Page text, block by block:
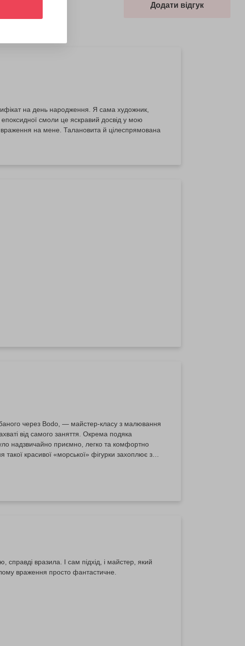
Додати відгук
на день народження. Я сама художник,
смоли це яскравий досвід у мою
на мене. Талановита й цілеспрямована
через Bodo, — майстер-класу з малювання
від самого заняття. Окрема подяка
надзвичайно приємно, легко та комфортно
красивої «морської» фігурки захоплює з
вразила. І сам підхід, і майстер, який
враження просто фантастичне.